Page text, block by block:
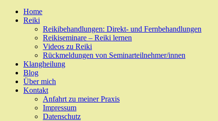
Skip
Home
Reiki
Reikibehandlungen: Direkt- und Fernbehandlungen
Reikiseminare – Reiki lernen
Videos zu Reiki
Rückmeldungen von Seminarteilnehmer/innen
Klangheilung
Blog
Über mich
Kontakt
Anfahrt zu meiner Praxis
Impressum
Datenschutz